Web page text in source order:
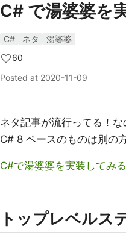
C# で湯婆婆を
C# ネタ
湯婆婆
60
Posted at 2020-11-09
ネタ記事が流行ってる！
C# 8 ベースのものは別の
C#で湯婆婆を実装してみる
トップレベルス